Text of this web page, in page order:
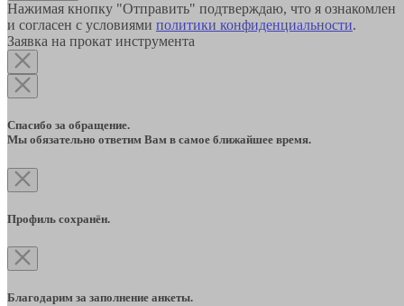
Нажимая кнопку "Отправить" подтверждаю, что я ознакомлен
и согласен с условиями политики конфиденциальности.
Заявка на прокат инструмента
Спасибо за обращение.
Мы обязательно ответим Вам в самое ближайшее время.
Профиль сохранён.
Благодарим за заполнение анкеты.